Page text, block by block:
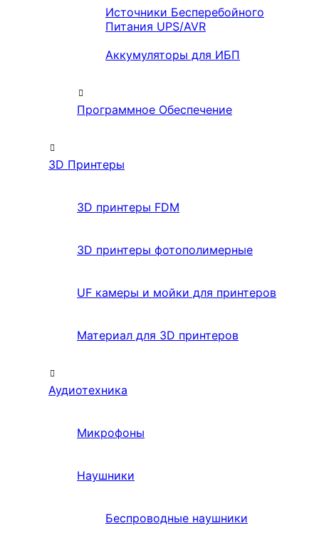
Источники Бесперебойного
Питания UPS/AVR
Аккумуляторы для ИБП
Программное Обеспечение
3D Принтеры
3D принтеры FDM
3D принтеры фотополимерные
UF камеры и мойки для принтеров
Материал для 3D принтеров
Аудиотехника
Микрофоны
Наушники
Беспроводные наушники